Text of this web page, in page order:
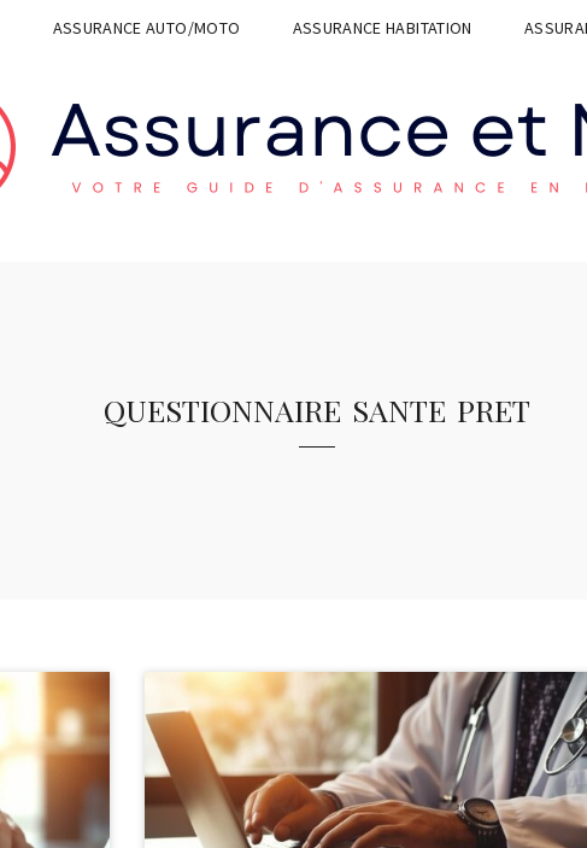
ASSURANCE AUTO/MOTO ASSURANCE HABITATION
questionnaire sante pret